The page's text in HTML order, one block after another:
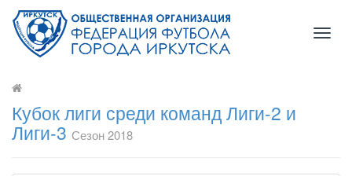
Кубок лиги среди команд Лиги-2 и
Лиги-3 Сезон 2018